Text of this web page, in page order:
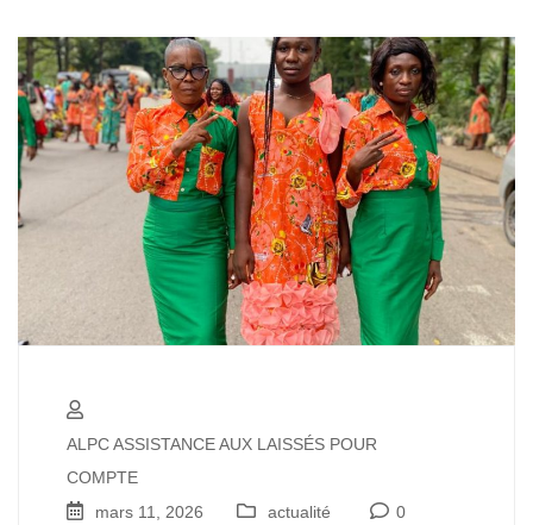
ALPC ASSISTANCE AUX LAISSÉS POUR
COMPTE
mars 11, 2026
actualité 0